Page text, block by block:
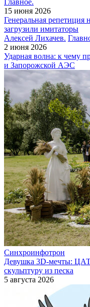
15 июня 2026
Генеральная репетиция
загрузили имитаторы
Алексей Лихачев.
2 июня 2026
Ударная волна: к чему
и Запорожской АЭС
Синхроинфотрон
Девушка 3D-мечты: ЦАТ
скульптуру из песка
5 августа 2026